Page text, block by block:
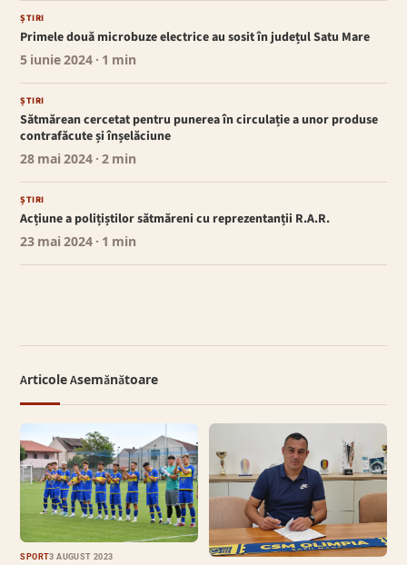
ȘTIRI
Primele două microbuze electrice au sosit în județul Satu Mare
5 iunie 2024 · 1 min
ȘTIRI
Sătmărean cercetat pentru punerea în circulație a unor produse
contrafăcute și înșelăciune
28 mai 2024 · 2 min
ȘTIRI
Acțiune a polițiștilor sătmăreni cu reprezentanții R.A.R.
23 mai 2024 · 1 min
Articole Asemănătoare
SPORT3 AUGUST 2023